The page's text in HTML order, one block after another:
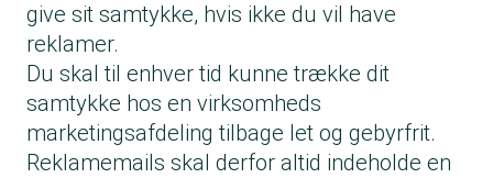
give sit samtykke, hvis ikke du vil have
reklamer.
Du skal til enhver tid kunne trække dit
samtykke hos en virksomheds
marketingsafdeling tilbage let og gebyrfrit.
Reklamemails skal derfor altid indeholde en